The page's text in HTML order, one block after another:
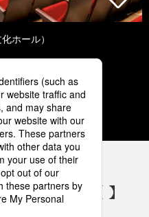
ホール）
4 5
SNSアカウント